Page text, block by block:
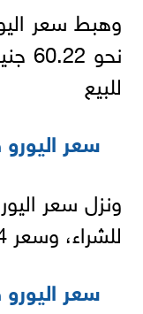
وهبط سعر
للبيع
سعر
للشراء، وسعر 60.34 جنيه للبيع
سعر